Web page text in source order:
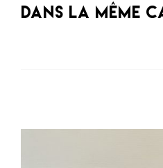
Dans la même